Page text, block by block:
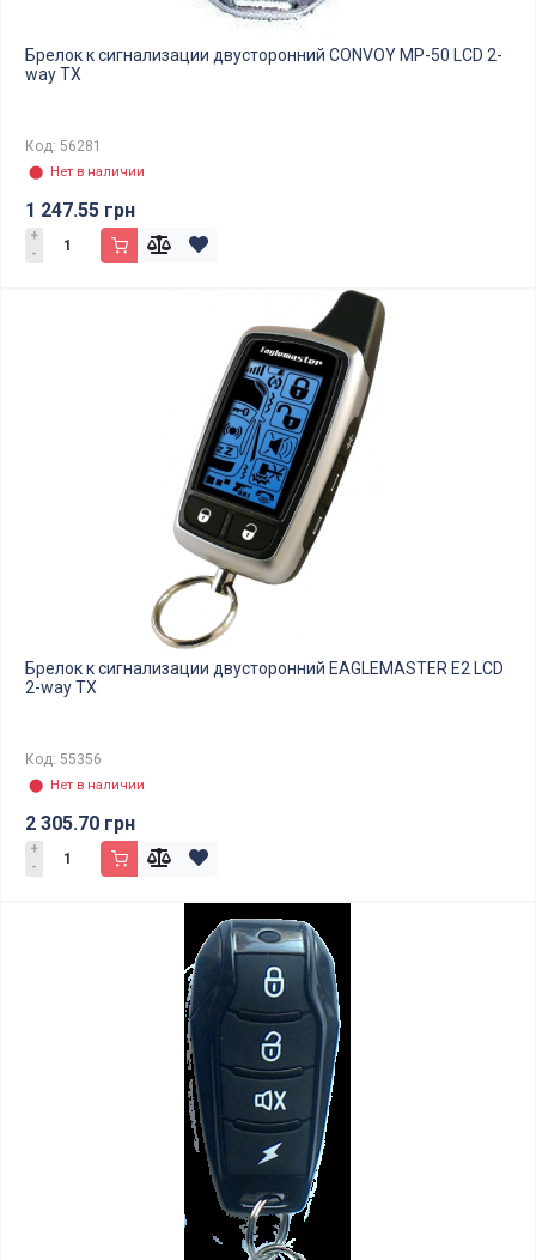
Брелок к сигнализации двусторонний CONVOY MP-50 LCD 2-
way TX
Код: 56281
⬤ Нет в наличии
1 247.55 грн
+
-
Брелок к сигнализации двусторонний EAGLEMASTER E2 LCD
2-way TX
Код: 55356
⬤ Нет в наличии
2 305.70 грн
+
-